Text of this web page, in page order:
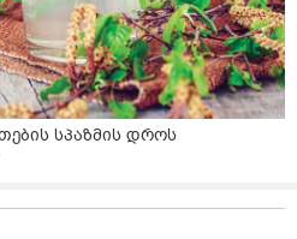
სპაზმის დროს